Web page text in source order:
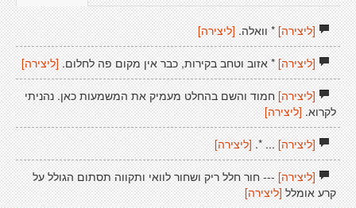
[ליצירה]* וואלה.[ליצירה]
[ליצירה]* אזוב וטחב בקירות, כבר אין מקום פה לחלום. [ליצירה]
[ליצירה]חמוד והשם בהחלט מעמיק את המשמעות כאן. נהניתי
לקרוא. [ליצירה]
[ליצירה]... *. [ליצירה]
[ליצירה]--- חור חלל ריק ושחור לוואי ותקווה תסתום הגולל על
קרע אומלל[ליצירה]